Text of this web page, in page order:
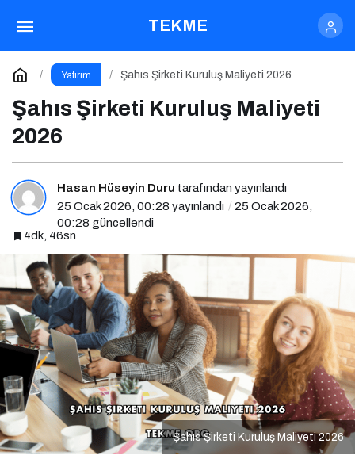
TEKME
Yatırım Şahıs Şirketi Kuruluş Maliyeti 2026
Şahıs Şirketi Kuruluş Maliyeti
2026
Hasan Hüseyin Duru tarafından yayınlandı
25 Ocak 2026, 00:28 yayınlandı
25 Ocak 2026,
00:28 güncellendi
4dk, 46sn
Şahıs Şirketi Kuruluş Maliyeti 2026
Şahıs Şirketi Kuruluş Maliyeti 2026
Yorum Yap